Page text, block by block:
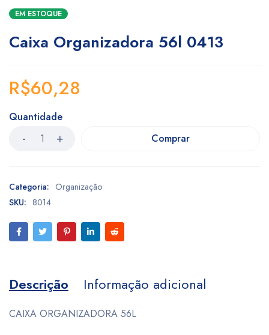
EM ESTOQUE
Caixa Organizadora 56l 0413
R$60,28
Quantidade
Comprar
Categoria: Organização
SKU: 8014
Descrição Informação adicional
CAIXA ORGANIZADORA 56L